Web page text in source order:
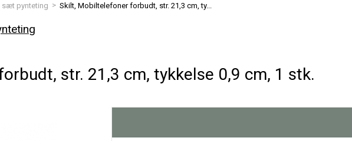
sæt pynteting > Skilt, Mobiltelefoner forbudt, str. 21,3 cm, ty...
str. 21,3 cm, tykkelse 0,9 cm, 1 stk.